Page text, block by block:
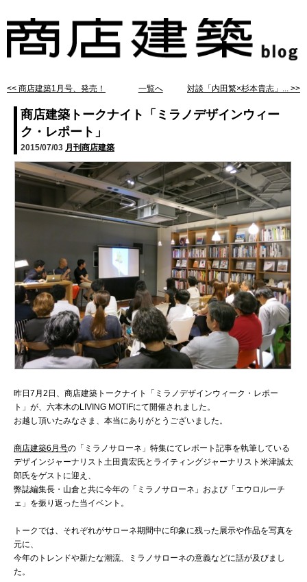
<< 商店建築1月号、発売！ 一覧へ 対談「内田繁×杉本貴志」... >>
商店建築トークナイト「ミラノデザインウィー
ク・レポート」
2015/07/03 月刊商店建築
昨日7月2日、商店建築トークナイト「ミラノデザインウィーク・レポー
ト」が、六本木のLIVING MOTIFにて開催されました。
お越し頂いたみなさま、本当にありがとうございました。
商店建築6月号の「ミラノサローネ」特集にてレポート記事を執筆している
デザインジャーナリスト土田貴宏氏とライティングジャーナリスト米津誠太
郎氏をゲストに迎え、
弊誌編集長・山倉と共に今年の「ミラノサローネ」および「エウロルーチ
ェ」を振り返った当イベント。
トークでは、それぞれがサローネ期間中に印象に残った展示や作品を写真を
元に、
今年のトレンドや新たな潮流、ミラノサローネの意義などに話が及びまし
た。